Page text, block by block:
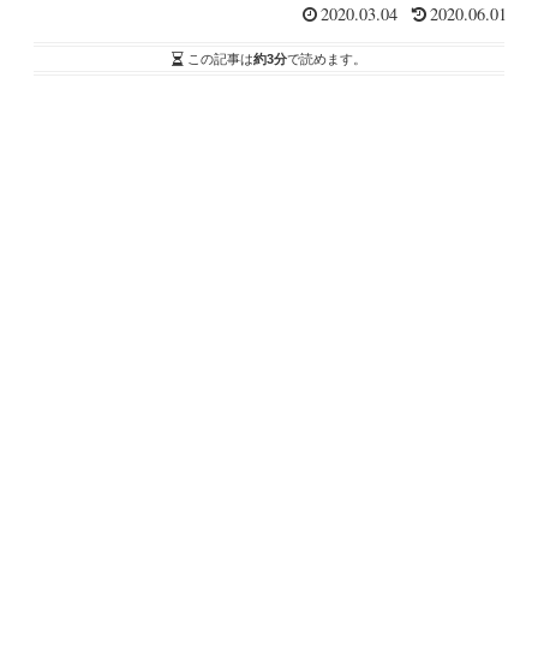
2020.03.04 2020.06.01
この記事は約3分で読めます。